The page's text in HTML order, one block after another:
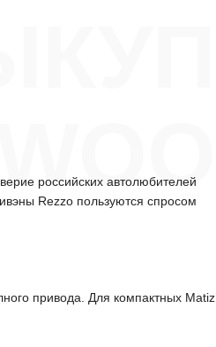
российских автолюбителей
Rezzo пользуются спросом
привода. Для компактных Matiz